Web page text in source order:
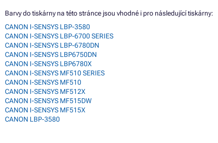
Barvy do tiskárny na této stránce jsou vhodné i pro následující tiskárny:
CANON I-SENSYS LBP-3580
CANON I-SENSYS LBP-6700 SERIES
CANON I-SENSYS LBP-6780DN
CANON I-SENSYS LBP6750DN
CANON I-SENSYS LBP6780X
CANON I-SENSYS MF510 SERIES
CANON I-SENSYS MF510
CANON I-SENSYS MF512X
CANON I-SENSYS MF515DW
CANON I-SENSYS MF515X
CANON LBP-3580